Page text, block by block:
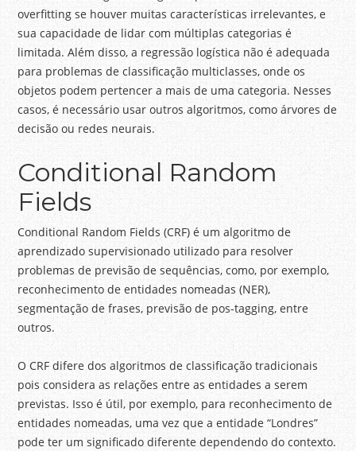
overfitting se houver muitas características irrelevantes, e
sua capacidade de lidar com múltiplas categorias é
limitada. Além disso, a regressão logística não é adequada
para problemas de classificação multiclasses, onde os
objetos podem pertencer a mais de uma categoria. Nesses
casos, é necessário usar outros algoritmos, como árvores de
decisão ou redes neurais.
Conditional Random
Fields
Conditional Random Fields (CRF) é um algoritmo de
aprendizado supervisionado utilizado para resolver
problemas de previsão de sequências, como, por exemplo,
reconhecimento de entidades nomeadas (NER),
segmentação de frases, previsão de pos-tagging, entre
outros.
O CRF difere dos algoritmos de classificação tradicionais
pois considera as relações entre as entidades a serem
previstas. Isso é útil, por exemplo, para reconhecimento de
entidades nomeadas, uma vez que a entidade “Londres”
pode ter um significado diferente dependendo do contexto.